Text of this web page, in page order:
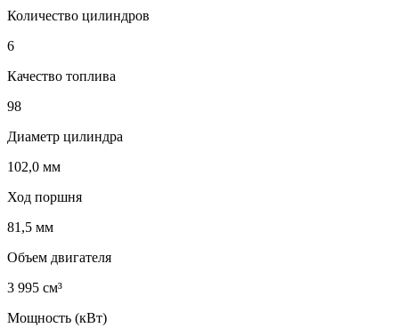
Количество цилиндров
6
Качество топлива
98
Диаметр цилиндра
102,0 мм
Ход поршня
81,5 мм
Объем двигателя
3 995 см³
Мощность (кВт)